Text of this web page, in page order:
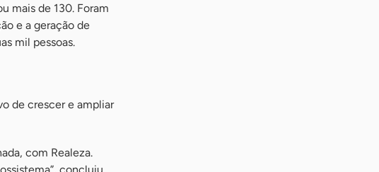
mais de 130. Foram
e a geração de
mil pessoas.
de crescer e ampliar
com Realeza.